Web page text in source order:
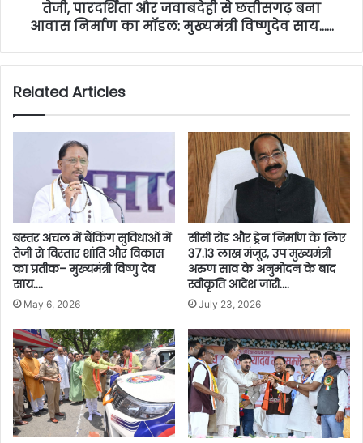
तेजी, पारदर्शिता और जवाबदेही से छत्तीसगढ़ बना
आवास निर्माण का मॉडल: मुख्यमंत्री विष्णुदेव साय……
Related Articles
बस्तर अंचल में बैंकिंग सुविधाओं में
तेजी से विस्तार शांति और विकास
का प्रतीक– मुख्यमंत्री विष्णु देव
साय….
May 6, 2026
सीसी रोड और ड्रेन निर्माण के लिए
37.13 लाख मंजूर, उप मुख्यमंत्री
अरुण साव के अनुमोदन के बाद
स्वीकृति आदेश जारी….
July 23, 2026